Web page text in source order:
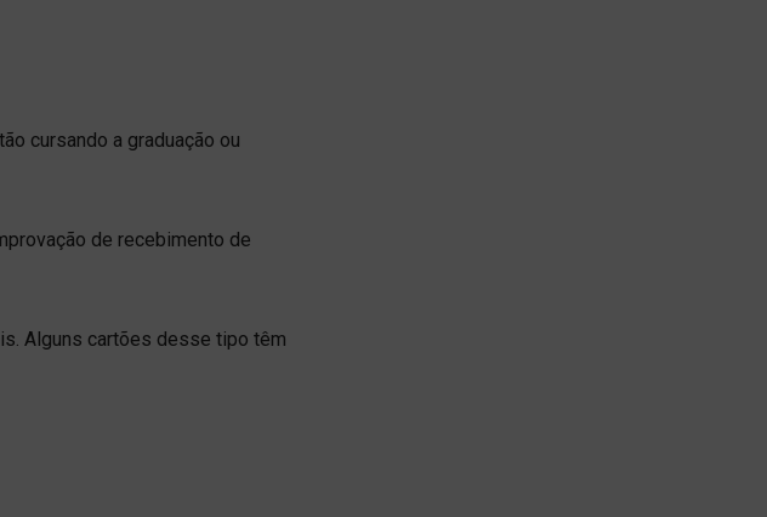
cursando a graduação ou
de recebimento de
Alguns cartões desse tipo têm